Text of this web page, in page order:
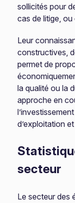
sollicités pour
cas de litige, ou
Leur
constructives,
permet de
la qualité ou la
approche en
d’exploitation
secteur
Le secteur des